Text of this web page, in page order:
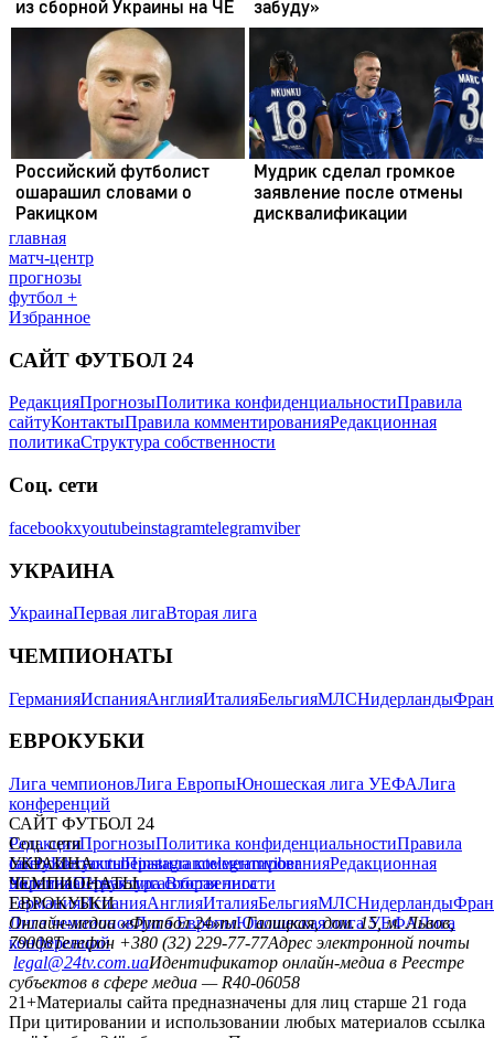
главная
матч-центр
прогнозы
футбол +
Избранное
САЙТ ФУТБОЛ 24
РедакцияПрогнозыПолитика конфиденциальностиПравила
сайтуКонтактыПравила комментированияРедакционная
политикаСтруктура собственности
Соц. сети
facebookxyoutubeinstagramtelegramviber
УКРАИНА
УкраинаПервая лигаВторая лига
ЧЕМПИОНАТЫ
ГерманияИспанияАнглияИталияБельгияМЛСНидерланды
ЕВРОКУБКИ
Лига чемпионовЛига ЕвропыЮношеская лига УЕФАЛига
конференций
САЙТ ФУТБОЛ 24
РедакцияПрогнозыПолитика конфиденциальностиПравила
сайтуКонтактыПравила комментированияРедакционная
политикаСтруктура собственности
Соц. сети
facebookxyoutubeinstagramtelegramviber
УКРАИНА
УкраинаПервая лигаВторая лига
ЧЕМПИОНАТЫ
ГерманияИспанияАнглияИталияБельгияМЛСНидерланды
ЕВРОКУБКИ
Лига чемпионовЛига ЕвропыЮношеская лига УЕФАЛига
конференций
Онлайн-медиа «Футбол 24»пл. Галицкая, дом. 15, м. Львов,
79008Телефон +380 (32) 229-77-77Адрес электронной почты
legal@24tv.com.uaИдентификатор онлайн-медиа в Реестре
субъектов в сфере медиа — R40-06058
21+Материалы сайта предназначены для лиц старше 21 года
При цитировании и использовании любых материалов ссылка